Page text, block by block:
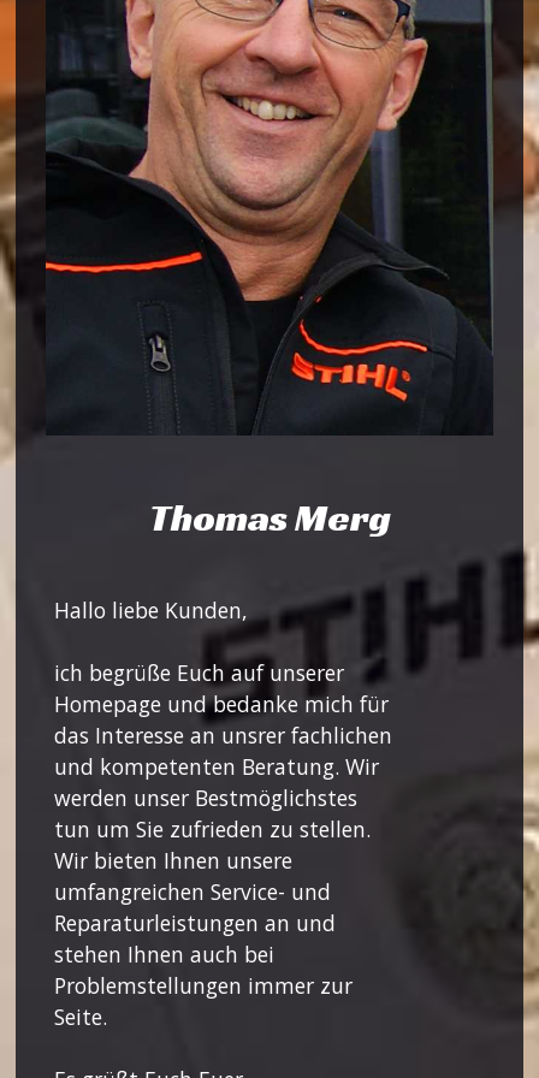
Thomas Merg
Hallo liebe Kunden,
ich begrüße Euch auf unserer
Homepage und bedanke mich für
das Interesse an unsrer fachlichen
und kompetenten Beratung. Wir
werden unser Bestmöglichstes
tun um Sie zufrieden zu stellen.
Wir bieten Ihnen unsere
umfangreichen Service- und
Reparaturleistungen an und
stehen Ihnen auch bei
Problemstellungen immer zur
Seite.